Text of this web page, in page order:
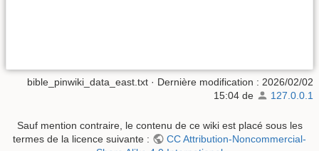
bible_pinwiki_data_east.txt · Dernière modification : 2026/02/02
15:04 de 127.0.0.1
Sauf mention contraire, le contenu de ce wiki est placé sous les
termes de la licence suivante :
CC Attribution-Noncommercial-